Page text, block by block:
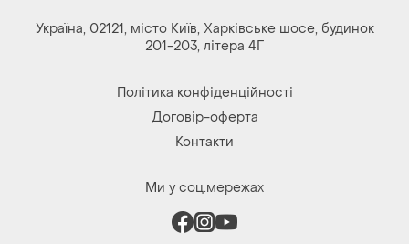
Україна, 02121, місто Київ, Харківське шосе, будинок
201-203, літера 4Г
Політика конфіденційності
Договір-оферта
Контакти
Ми у соц.мережах